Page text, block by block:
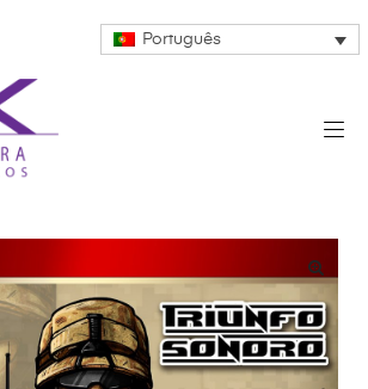
Português